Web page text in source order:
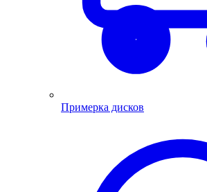
Примерка дисков